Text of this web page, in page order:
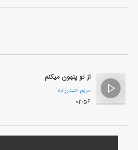
از تو پنهون میکنم
مریم حیدرزاده
۰۲:۵۶